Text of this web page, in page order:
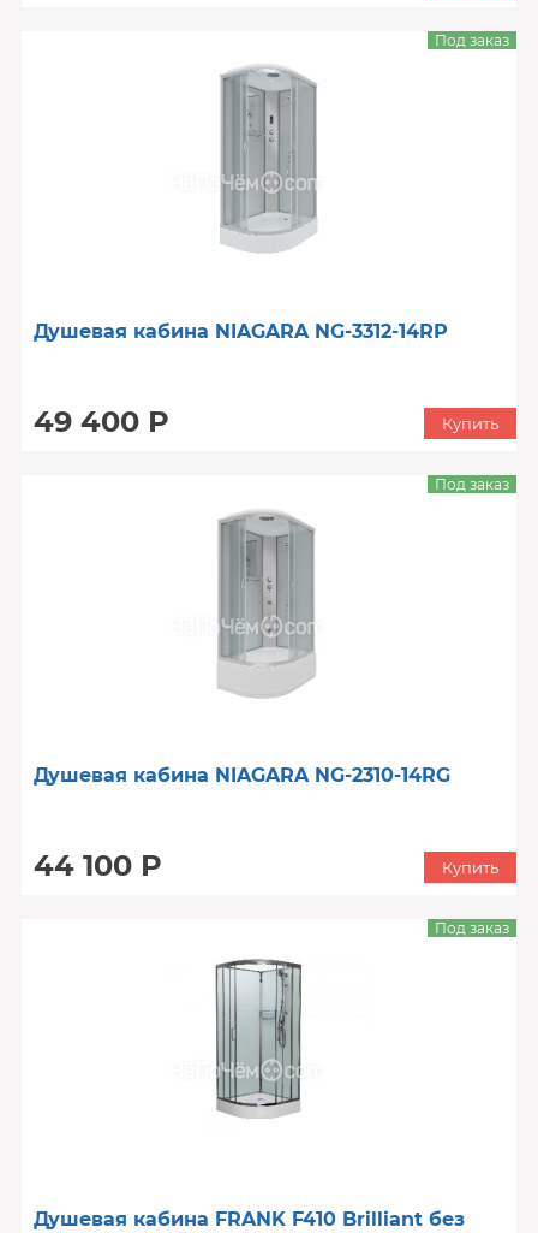
Душевая кабина NIAGARA NG-3312-14RP
49 400 Р
Под заказ
Купить
Душевая кабина NIAGARA NG-2310-14RG
44 100 Р
Под заказ
Купить
Душевая кабина FRANK F410 Brilliant без
Под заказ